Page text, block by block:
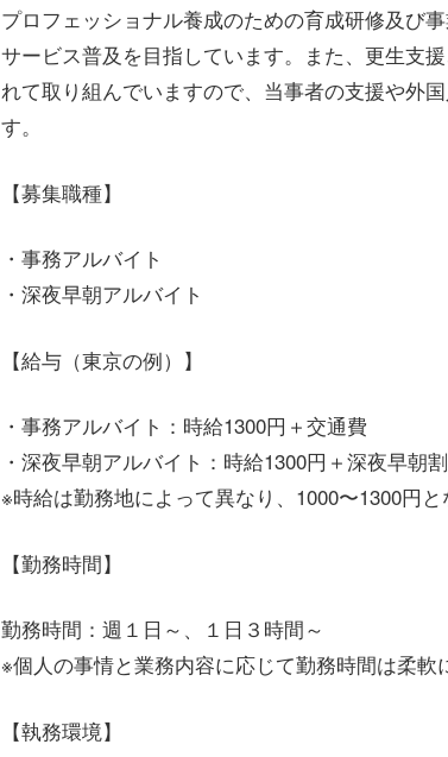
プロフェッショナル養成のための育成研修及び
サービス普及を目指しています。また、更生支
れて取り組んでいますので、当事者の支援や外
す。
【募集職種】
・事務アルバイト
・深夜早朝アルバイト
【給与（東京の例）】
・事務アルバイト：時給1300円＋交通費
・深夜早朝アルバイト：時給1300円＋深夜早朝
※時給は勤務地によって異なり、1000〜1300円と
【勤務時間】
勤務時間：週１日～、１日３時間～
※個人の事情と業務内容に応じて勤務時間は柔軟
【執務環境】